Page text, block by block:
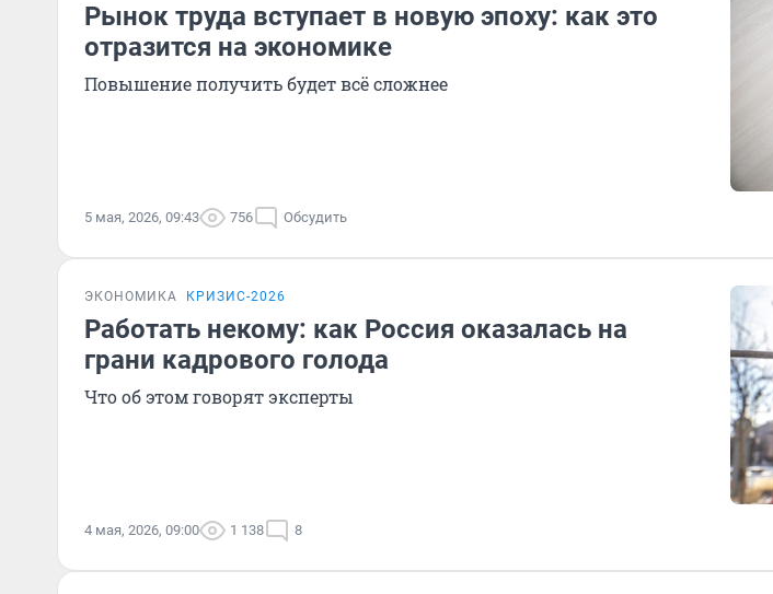
Рынок труда вступает в новую эпоху: как это
отразится на экономике
Повышение получить будет всё сложнее
5 мая, 2026, 09:43 756 Обсудить
ЭКОНОМИКА КРИЗИС-2026
Работать некому: как Россия оказалась на
грани кадрового голода
Что об этом говорят эксперты
4 мая, 2026, 09:00 1 138 8